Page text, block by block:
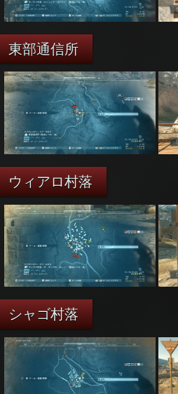
東部通信所
ウィアロ村落
シャゴ村落